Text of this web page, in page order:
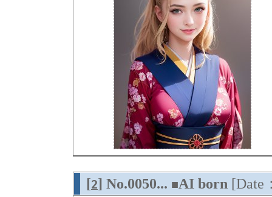
[2] No.0050... ■AI born [Date